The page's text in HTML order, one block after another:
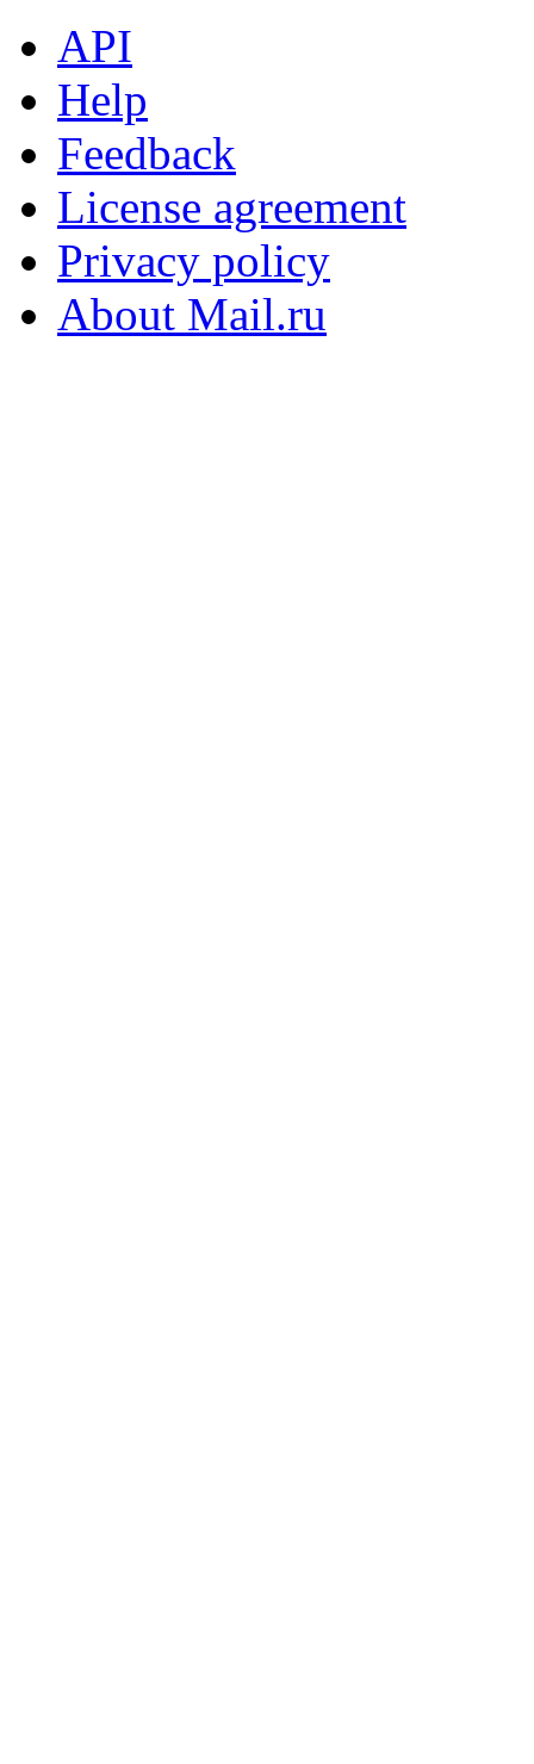
API
Help
Feedback
License agreement
Privacy policy
About Mail.ru